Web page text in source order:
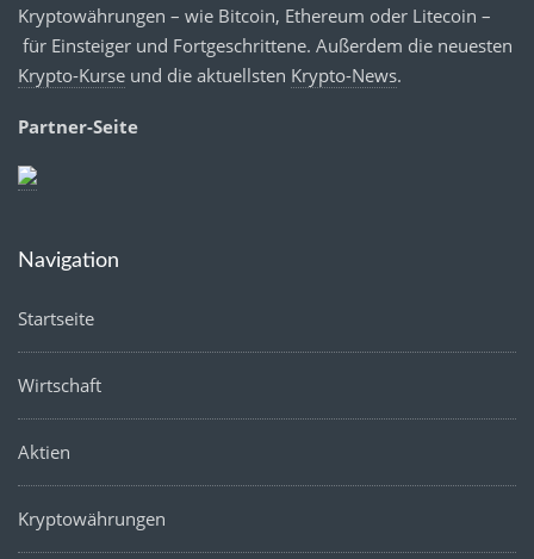
Kryptowährungen – wie Bitcoin, Ethereum oder Litecoin –
für Einsteiger und Fortgeschrittene. Außerdem die neuesten
Krypto-Kurse und die aktuellsten Krypto-News.
Partner-Seite
Navigation
Startseite
Wirtschaft
Aktien
Kryptowährungen